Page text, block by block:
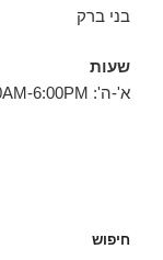
בני ברק
שעות
א'-ה': 8:30AM-6:00PM
חיפוש